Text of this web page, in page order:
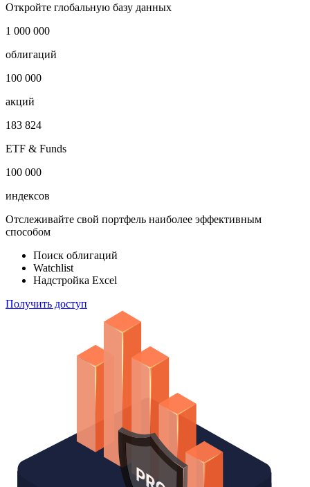
Откройте глобальную базу данных
1 000 000
облигаций
100 000
акций
183 824
ETF & Funds
100 000
индексов
Отслеживайте свой портфель наиболее эффективным
способом
Поиск облигаций
Watchlist
Надстройка Excel
Получить доступ